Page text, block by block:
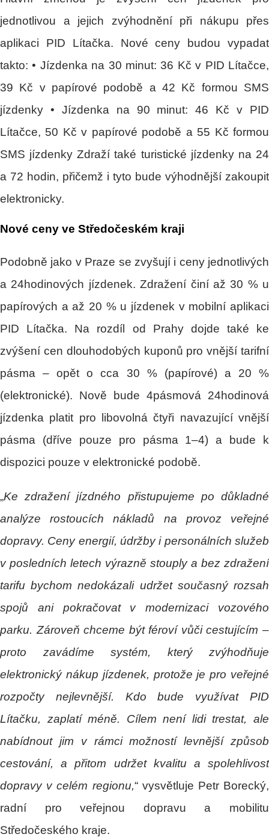
jednotlivou a jejich zvýhodnění při nákupu přes
aplikaci PID Lítačka. Nové ceny budou vypadat
takto: • Jízdenka na 30 minut: 36 Kč v PID Lítačce,
39 Kč v papírové podobě a 42 Kč formou SMS
jízdenky • Jízdenka na 90 minut: 46 Kč v PID
Lítačce, 50 Kč v papírové podobě a 55 Kč formou
SMS jízdenky Zdraží také turistické jízdenky na 24
a 72 hodin, přičemž i tyto bude výhodnější zakoupit
elektronicky.
Nové ceny ve Středočeském kraji
Podobně jako v Praze se zvyšují i ceny jednotlivých
a 24hodinových jízdenek. Zdražení činí až 30 % u
papírových a až 20 % u jízdenek v mobilní aplikaci
PID Lítačka. Na rozdíl od Prahy dojde také ke
zvýšení cen dlouhodobých kuponů pro vnější tarifní
pásma – opět o cca 30 % (papírové) a 20 %
(elektronické). Nově bude 4pásmová 24hodinová
jízdenka platit pro libovolná čtyři navazující vnější
pásma (dříve pouze pro pásma 1–4) a bude k
dispozici pouze v elektronické podobě.
„Ke zdražení jízdného přistupujeme po důkladné
analýze rostoucích nákladů na provoz veřejné
dopravy. Ceny energií, údržby i personálních služeb
v posledních letech výrazně stouply a bez zdražení
tarifu bychom nedokázali udržet současný rozsah
spojů ani pokračovat v modernizaci vozového
parku. Zároveň chceme být féroví vůči cestujícím –
proto zavádíme systém, který zvýhodňuje
elektronický nákup jízdenek, protože je pro veřejné
rozpočty nejlevnější. Kdo bude využívat PID
Lítačku, zaplatí méně. Cílem není lidi trestat, ale
nabídnout jim v rámci možností levnější způsob
cestování, a přitom udržet kvalitu a spolehlivost
dopravy v celém regionu,“ vysvětluje Petr Borecký,
radní pro veřejnou dopravu a mobilitu
Středočeského kraje.